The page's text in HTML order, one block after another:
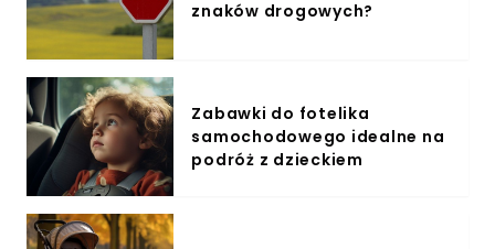
znaków drogowych?
Zabawki do fotelika
samochodowego idealne na
podróż z dzieckiem